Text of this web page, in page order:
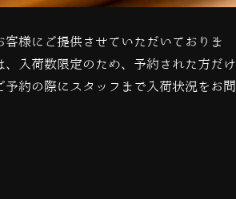
様にご提供させていただいておりま
入荷数限定のため、予約された方だけ
約の際にスタッフまで入荷状況をお問